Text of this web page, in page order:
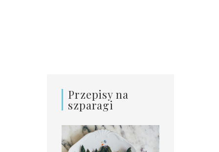
Przepisy na
szparagi